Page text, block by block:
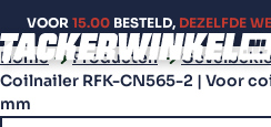
VOOR15.00 BESTELD, DEZELFDE
Home Producten
Coilnailer RFK-CN565-2 | Voor
mm